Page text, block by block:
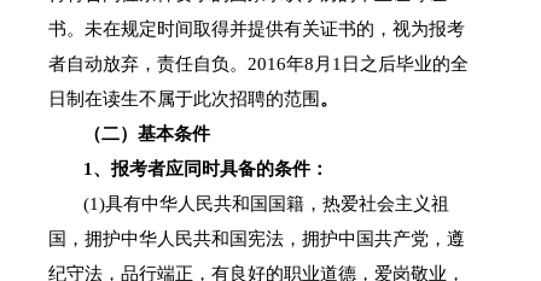
书。 未在规定时间取得并提供有关证书的，视为报考
者自动放弃，责任自负。 2016年8 月 1 日之后毕业的全
日制在读生不属于此次招聘的范围 。
（二）基本条件
1 、报考者应同时具备的条件：
(1)具有中华人民共和国国籍，热爱社会主义祖
国，拥护中华人民共和国宪法，拥护中国共产党，遵
纪守法，品行端正，有良好的职业道德，爱岗敬业，